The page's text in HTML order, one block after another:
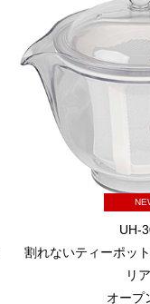
UH-
割れないティーポッ
リア
オープ